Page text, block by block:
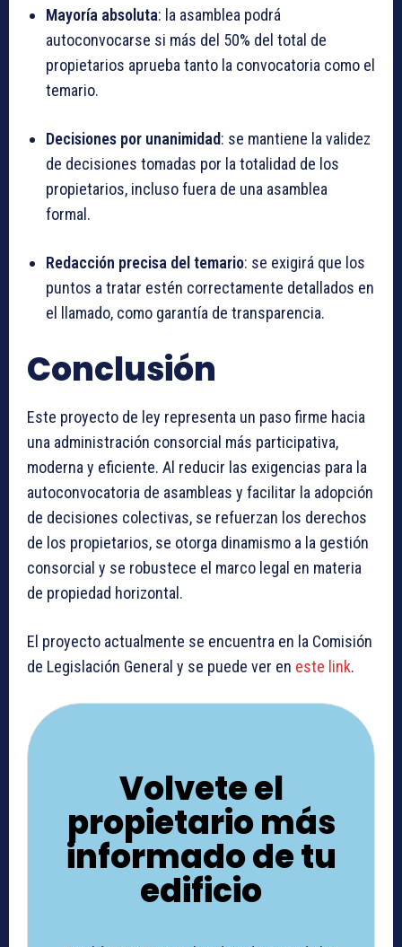
Mayoría absoluta: la asamblea podrá
autoconvocarse si más del 50% del total de
propietarios aprueba tanto la convocatoria como el
temario.
Decisiones por unanimidad: se mantiene la validez
de decisiones tomadas por la totalidad de los
propietarios, incluso fuera de una asamblea
formal.
Redacción precisa del temario: se exigirá que los
puntos a tratar estén correctamente detallados en
el llamado, como garantía de transparencia.
Conclusión
Este proyecto de ley representa un paso firme hacia
una administración consorcial más participativa,
moderna y eficiente. Al reducir las exigencias para la
autoconvocatoria de asambleas y facilitar la adopción
de decisiones colectivas, se refuerzan los derechos
de los propietarios, se otorga dinamismo a la gestión
consorcial y se robustece el marco legal en materia
de propiedad horizontal.
El proyecto actualmente se encuentra en la Comisión
de Legislación General y se puede ver en este link.
Volvete el
propietario más
informado de tu
edificio